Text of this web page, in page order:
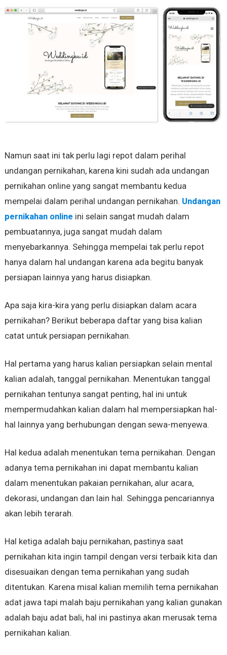
Namun saat ini tak perlu lagi repot dalam perihal
undangan pernikahan, karena kini sudah ada undangan
pernikahan online yang sangat membantu kedua
mempelai dalam perihal undangan pernikahan. Undangan
pernikahan online ini selain sangat mudah dalam
pembuatannya, juga sangat mudah dalam
menyebarkannya. Sehingga mempelai tak perlu repot
hanya dalam hal undangan karena ada begitu banyak
persiapan lainnya yang harus disiapkan.
Apa saja kira-kira yang perlu disiapkan dalam acara
pernikahan? Berikut beberapa daftar yang bisa kalian
catat untuk persiapan pernikahan.
Hal pertama yang harus kalian persiapkan selain mental
kalian adalah, tanggal pernikahan. Menentukan tanggal
pernikahan tentunya sangat penting, hal ini untuk
mempermudahkan kalian dalam hal mempersiapkan hal-
hal lainnya yang berhubungan dengan sewa-menyewa.
Hal kedua adalah menentukan tema pernikahan. Dengan
adanya tema pernikahan ini dapat membantu kalian
dalam menentukan pakaian pernikahan, alur acara,
dekorasi, undangan dan lain hal. Sehingga pencariannya
akan lebih terarah.
Hal ketiga adalah baju pernikahan, pastinya saat
pernikahan kita ingin tampil dengan versi terbaik kita dan
disesuaikan dengan tema pernikahan yang sudah
ditentukan. Karena misal kalian memilih tema pernikahan
adat jawa tapi malah baju pernikahan yang kalian gunakan
adalah baju adat bali, hal ini pastinya akan merusak tema
pernikahan kalian.